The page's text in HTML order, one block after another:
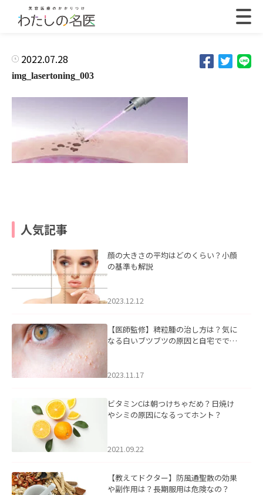
2022.07.28
img_lasertoning_003
人気記事
顔の大きさの平均はどのくらい？小顔
の基準も解説
2023.12.12
【医師監修】稗粒腫の治し方は？気に
なる白いブツブツの原因と自宅ででき
2023.11.17
ビタミンCは朝つけちゃだめ？日焼け
やシミの原因になるってホント？
2021.09.22
【教えてドクター】防風通聖散の効果
や副作用は？長期服用は危険なの？